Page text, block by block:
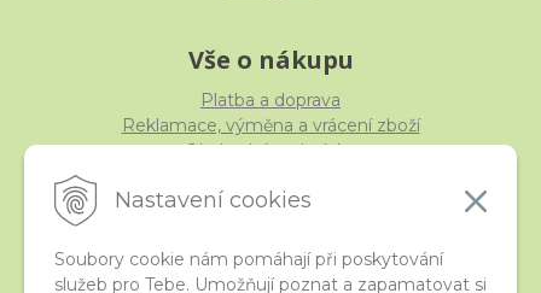
Nastavení cookies
Soubory cookie nám pomáhají při poskytování
služeb pro Tebe. Umožňují poznat a zapamatovat si
Vše o nákupu
Platba a doprava
Reklamace, výměna a vrácení zboží
Obchodní podmínky